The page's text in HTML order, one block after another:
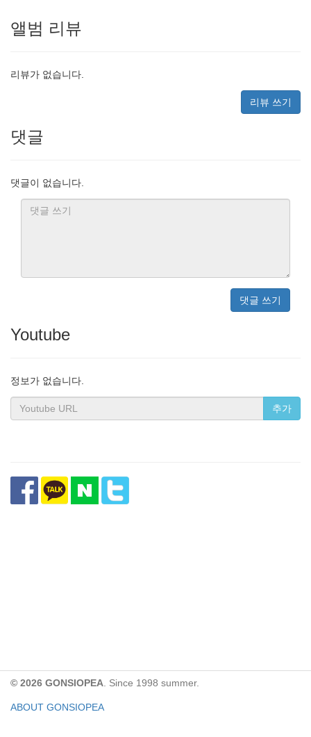
앨범 리뷰
리뷰가 없습니다.
리뷰 쓰기
댓글
댓글이 없습니다.
댓글 쓰기
Youtube
정보가 없습니다.
추가
© 2026 GONSIOPEA . Since 1998 summer.
ABOUT GONSIOPEA